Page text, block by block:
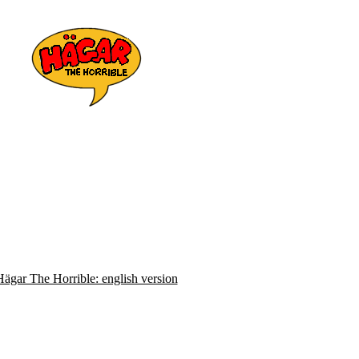
The Horrible: english version